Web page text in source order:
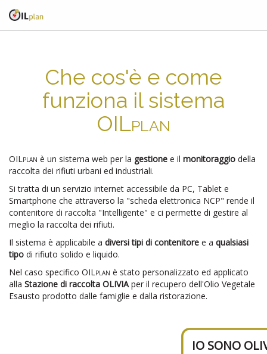
Che cos'è e come
funziona il sistema
OILplan
OILplan è un sistema web per la gestione e il monitoraggio della
raccolta dei rifiuti urbani ed industriali.
Si tratta di un servizio internet accessibile da PC, Tablet e
Smartphone che attraverso la "scheda elettronica NCP" rende il
contenitore di raccolta "Intelligente" e ci permette di gestire al
meglio la raccolta dei rifiuti.
Il sistema è applicabile a diversi tipi di contenitore e a qualsiasi
tipo di rifiuto solido e liquido.
Nel caso specifico OILplan è stato personalizzato ed applicato
alla Stazione di raccolta OLIVIAper il recupero dell'Olio Vegetale
Esausto prodotto dalle famiglie e dalla ristorazione.
IO SONO